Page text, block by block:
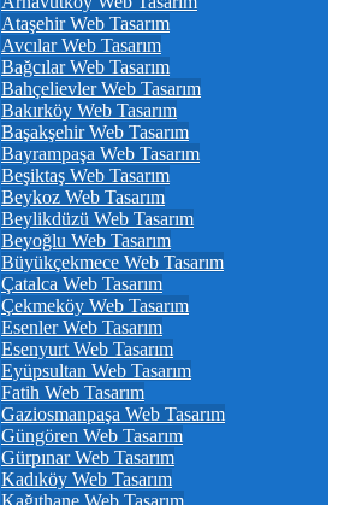
Ataşehir Web Tasarım
Avcılar Web Tasarım
Bağcılar Web Tasarım
Bahçelievler Web Tasarım
Bakırköy Web Tasarım
Başakşehir Web Tasarım
Bayrampaşa Web Tasarım
Beşiktaş Web Tasarım
Beykoz Web Tasarım
Beylikdüzü Web Tasarım
Beyoğlu Web Tasarım
Büyükçekmece Web Tasarım
Çatalca Web Tasarım
Çekmeköy Web Tasarım
Esenler Web Tasarım
Esenyurt Web Tasarım
Eyüpsultan Web Tasarım
Fatih Web Tasarım
Gaziosmanpaşa Web Tasarım
Güngören Web Tasarım
Gürpınar Web Tasarım
Kadıköy Web Tasarım
Kağıthane Web Tasarım